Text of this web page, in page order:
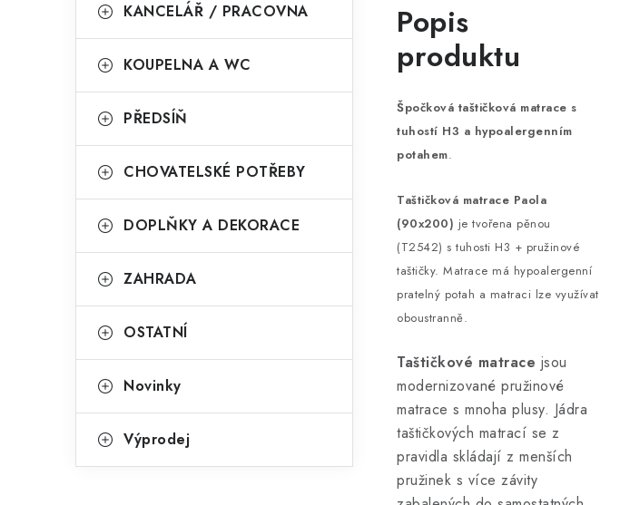
KANCELÁŘ / PRACOVNA
KOUPELNA A WC
PŘEDSÍŇ
CHOVATELSKÉ POTŘEBY
DOPLŇKY A DEKORACE
ZAHRADA
OSTATNÍ
Novinky
Výprodej
Popis
produktu
Špočková taštičková matrace s
tuhostí H3 a hypoalergenním
potahem.
Taštičková matrace Paola
(90x200) je tvořena pěnou
(T2542) s tuhosti H3 + pružinové
taštičky. Matrace má hypoalergenní
pratelný potah a matraci lze využívat
oboustranně.
Taštičkové matrace jsou
modernizované pružinové
matrace s mnoha plusy. Jádra
taštičkových matrací se z
pravidla skládají z menších
pružinek s více závity